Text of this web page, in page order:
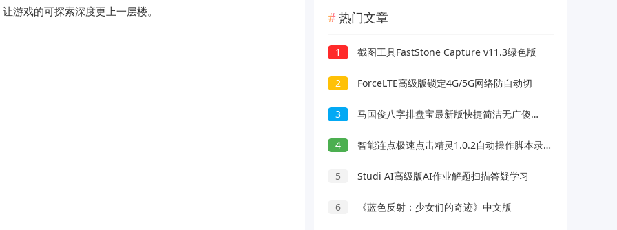
游戏的可探索深度更上一层楼。
热门文章
1 截图工具FastStone Capture v11.3绿色版
2 ForceLTE高级版锁定4G/5G网络防自动切
3 马国俊八字排盘宝最新版快捷简洁无广傻瓜操作
4 智能连点极速点击精灵1.0.2自动操作脚本录制解放双手
5 Studi AI高级版AI作业解题扫描答疑学习
6 《蓝色反射：少女们的奇迹》中文版